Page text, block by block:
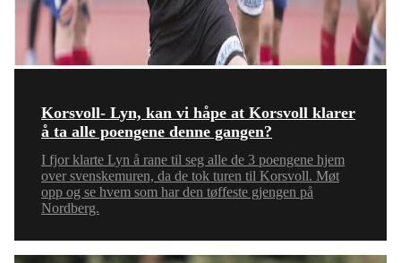
Korsvoll- Lyn, kan vi håpe at Korsvoll klarer
å ta alle poengene denne gangen?
I fjor klarte Lyn å rane til seg alle de 3 poengene hjem
over svenskemuren, da de tok turen til Korsvoll. Møt
opp og se hvem som har den tøffeste gjengen på
Nordberg.